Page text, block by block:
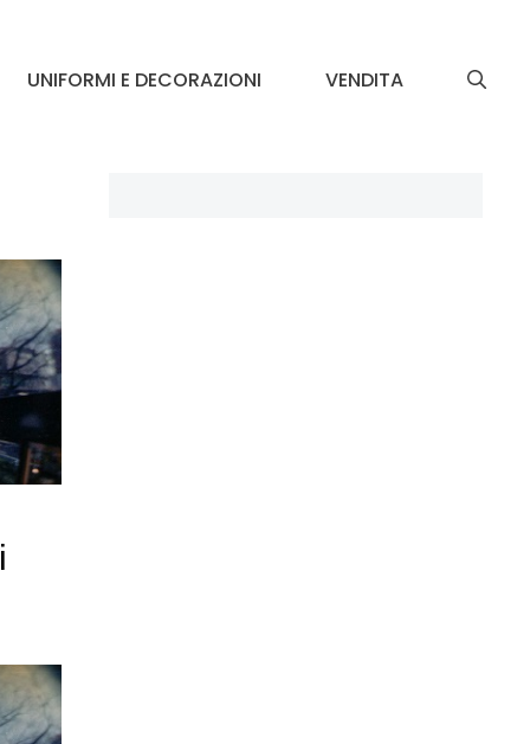
UNIFORMI E DECORAZIONI VENDITA